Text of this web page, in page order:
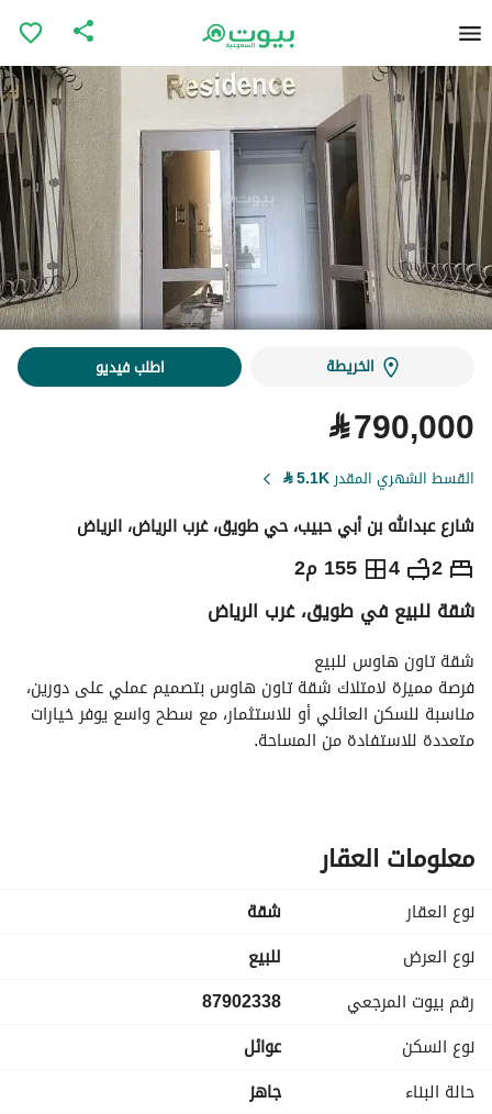
الخريطة اطلب فيديو
⃁790,000
القسط الشهري المقدر5.1K
⃁
شارع عبدالله بن أبي حبيب، حي طويق، غرب الرياض، الرياض
2
4 155 م2 ⃁
790,000
التفاصيل معلومات ترخيص الإعلان
شقة للبيع في طويق، غرب الرياض
شقة تاون هاوس للبيع
متعددة للاستفادة من المساحة.
بين الأدوار.
المرنة.
ملاحظة: العقار مرهون.
معلومات العقار
نوع العقار
شقة
نوع العرض
للبيع
رقم بيوت المرجعي
87902338
نوع السكن
عوائل
حالة البناء
جاهز